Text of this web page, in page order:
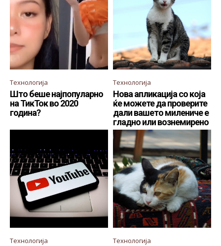
Технологија
Што беше најпопуларно
на ТикТок во 2020
година?
Технологија
Нова апликација со која
ќе можете да проверите
дали вашето милениче е
гладно или вознемирено
Технологија Технологија